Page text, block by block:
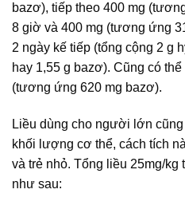
bazơ), tiếp theo 400 mg
8 giờ và 400 mg (tương ứng
2 ngày kế tiếp (tổng cộng 2 g
hay 1,55 g bazơ). Cũng có
(tương ứng 620 mg bazơ).
Liều dùng cho người lớn
khối lượng cơ thể, cách tích
và trẻ nhỏ. Tổng liều 25mg/kg
như sau: